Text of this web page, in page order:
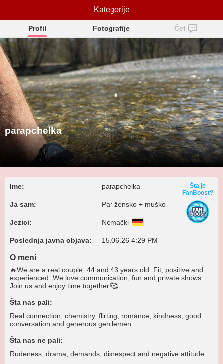
parapchelka
Profil Fotografije Čet
parapchelka
Ime: parapchelka
Ja sam: Par žensko + muško
Jezici: Nemački
Poslednja javna objava: 15.06.26 4:29 PM
Šta je
FanBoost?
O meni
🔥We are a real couple, 44 and 43 years old. Fit, positive and
experienced. We love communication, fun and private shows.
Join us and enjoy time together!🥰
Šta nas pali:
Real connection, chemistry, flirting, romance, kindness, good
conversation and generous gentlemen.
Šta nas ne pali:
Rudeness, drama, demands, disrespect and negative attitude.
Kategorije